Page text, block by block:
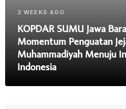
2 WEEKS AGO
KOPDAR SUMU Jawa
Momentum Penguatan
Muhammadiyah Menuju
Indonesia